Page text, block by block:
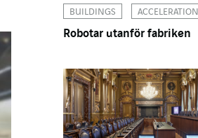
BUILDINGS ACCELERATION
Robotar utanför fabriken